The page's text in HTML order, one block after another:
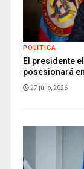
POLITICA
El presidente
posesionará
27 julio, 2026